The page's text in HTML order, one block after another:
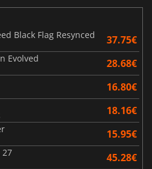
Black Flag Resynced
37.75€
Evolved 28.68€
16.80€
18.16€
15.95€
27 45.28€